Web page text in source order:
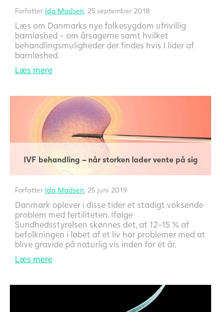
Forfatter Ida Madsen , 25 september 2018
Læs om Danmarks nye folkesygdom ufrivillig
barnløshed - om årsagerne samt hvilket
behandlingsmuligheder der findes hvis I lider af
barnløshed.
Læs mere
IVF behandling – når storken lader vente på sig
Forfatter Ida Madsen , 25 juni 2019
Danmark oplever i disse tider et stadigt voksende
problem med fertiliteten. Ifølge
Sundhedsstyrelsen skønnes det, at 12-15 % af
befolkningen i løbet af et liv har problemer med at
blive gravide på naturlig vis inden for ét år.
Læs mere